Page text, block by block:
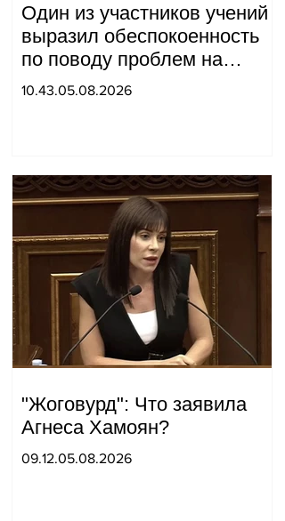
Один из участников учений
выразил обеспокоенность
по поводу проблем на
одном из постов в Сюнике.
10.43.05.08.2026
"Жоговурд": Что заявила
Агнеса Хамоян?
09.12.05.08.2026